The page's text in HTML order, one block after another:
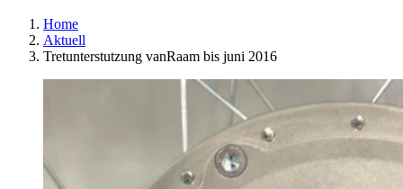
Home
Aktuell
Tretunterstutzung vanRaam bis juni 2016